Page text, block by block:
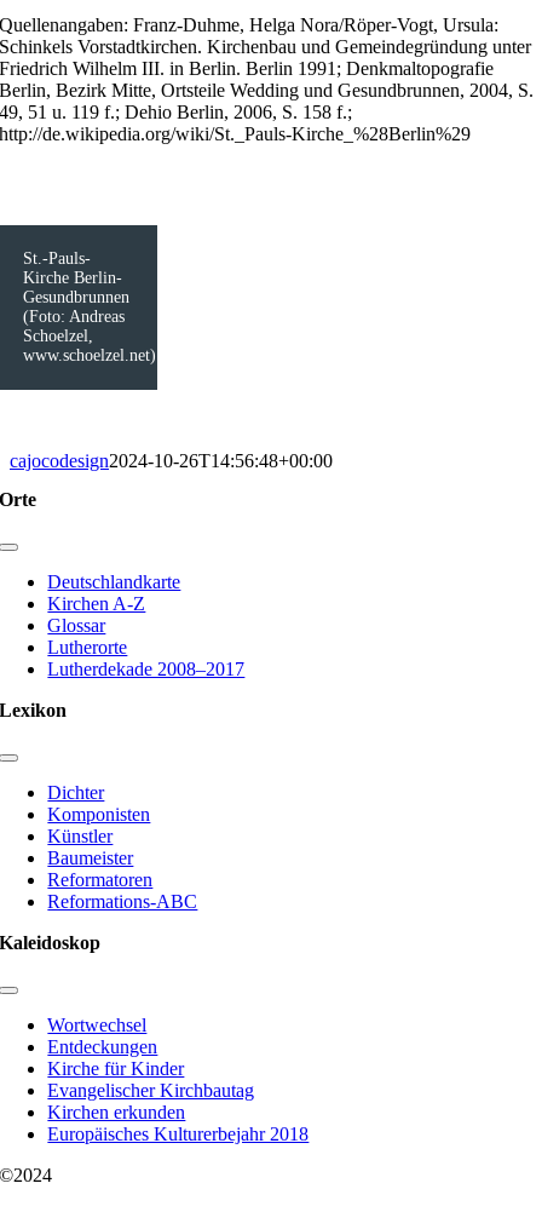
Quellenangaben: Franz-Duhme, Helga Nora/Röper-Vogt, Ursula:
Schinkels Vorstadtkirchen. Kirchenbau und Gemeindegründung unter
Friedrich Wilhelm III. in Berlin. Berlin 1991; Denkmaltopografie
Berlin, Bezirk Mitte, Ortsteile Wedding und Gesundbrunnen, 2004, S.
49, 51 u. 119 f.; Dehio Berlin, 2006, S. 158 f.;
http://de.wikipedia.org/wiki/St._Pauls-Kirche_%28Berlin%29
St.-Pauls-
Kirche Berlin-
Gesundbrunnen
(Foto: Andreas
Schoelzel,
www.schoelzel.net)
cajocodesign2024-10-26T14:56:48+00:00
Orte
Toggle
NavigationDeutschlandkarte
Kirchen A-Z
Glossar
Lutherorte
Lutherdekade 2008–2017
Lexikon
Toggle
Navigation
Dichter
Komponisten
Künstler
Baumeister
Reformatoren
Reformations-ABC
Kaleidoskop
Toggle
NavigationWortwechsel
Entdeckungen
Kirche für Kinder
Evangelischer Kirchbautag
Kirchen erkunden
Europäisches Kulturerbejahr 2018
©2024